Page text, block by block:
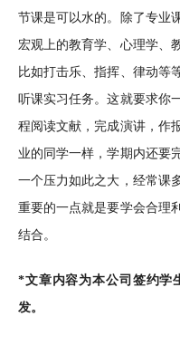
节课是可以水的。除了专业
宏观上的教育学、心理学、
比如打击乐、指挥、律动等
听课实习任务。这就要求你
程阅读文献，完成演讲，作
业的同学一样，学期内还要
一个压力如此之大，经常课
重要的一点就是要学会合理
结合。
*文章内容为本公司签约学
发。